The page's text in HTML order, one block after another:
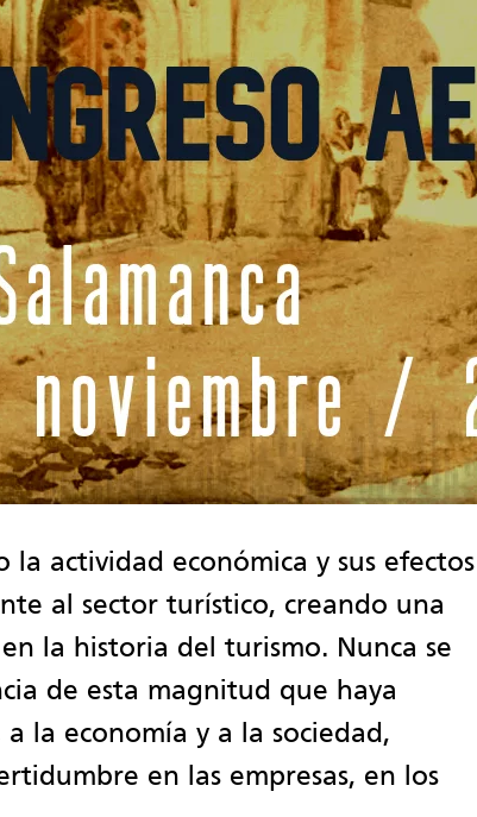
la actividad económica y sus efectos
al sector turístico, creando una
la historia del turismo. Nunca se
de esta magnitud que haya
la economía y a la sociedad,
en las empresas, en los